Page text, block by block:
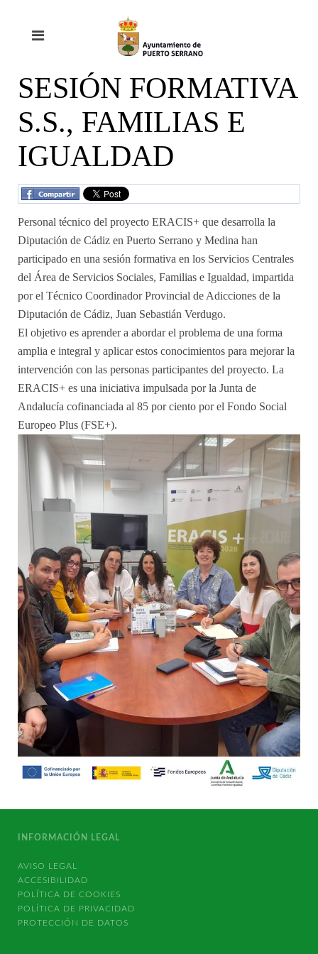
SESIÓN FORMATIVA
S.S., FAMILIAS E
IGUALDAD
Personal técnico del proyecto ERACIS+ que desarrolla la
Diputación de Cádiz en Puerto Serrano y Medina han
participado en una sesión formativa en los Servicios Centrales
del Área de Servicios Sociales, Familias e Igualdad, impartida
por el Técnico Coordinador Provincial de Adicciones de la
Diputación de Cádiz, Juan Sebastián Verdugo.
El objetivo es aprender a abordar el problema de una forma
amplia e integral y aplicar estos conocimientos para mejorar la
intervención con las personas participantes del proyecto. La
ERACIS+ es una iniciativa impulsada por la Junta de
Andalucía cofinanciada al 85 por ciento por el Fondo Social
Europeo Plus (FSE+).
INFORMACIÓN LEGAL
AVISO LEGAL
ACCESIBILIDAD
POLÍTICA DE COOKIES
POLÍTICA DE PRIVACIDAD
PROTECCIÓN DE DATOS